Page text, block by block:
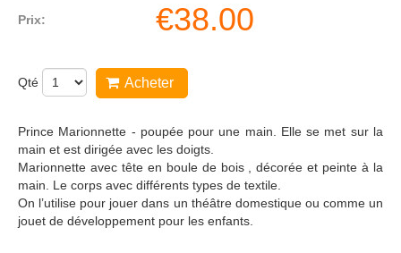
Prix: €38.00
Qté Acheter
Prince Marionnette - poupée pour une main. Elle se met sur la
main et est dirigée avec les doigts.
Marionnette avec tête en boule de bois , décorée et peinte à la
main. Le corps avec différents types de textile.
On l’utilise pour jouer dans un théâtre domestique ou comme un
jouet de développement pour les enfants.